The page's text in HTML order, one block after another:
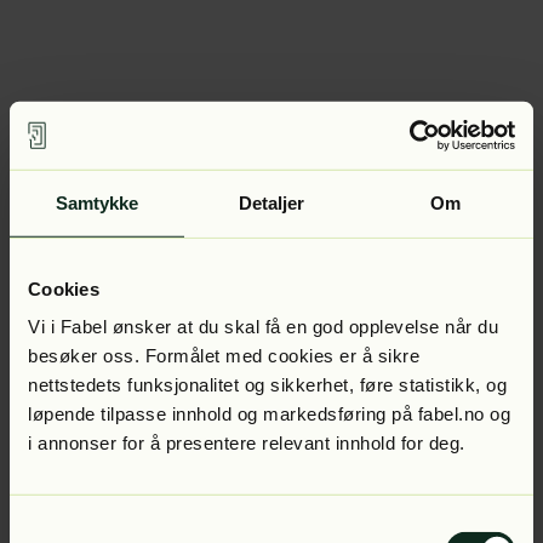
Samtykke Detaljer Om
Cookies
Vi i Fabel ønsker at du skal få en god opplevelse når du
besøker oss. Formålet med cookies er å sikre
nettstedets funksjonalitet og sikkerhet, føre statistikk, og
løpende tilpasse innhold og markedsføring på fabel.no og
i annonser for å presentere relevant innhold for deg.